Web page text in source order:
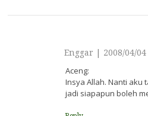
Enggar | 2008/04/
Aceng:
Insya Allah. Nanti aku
jadi siapapun boleh